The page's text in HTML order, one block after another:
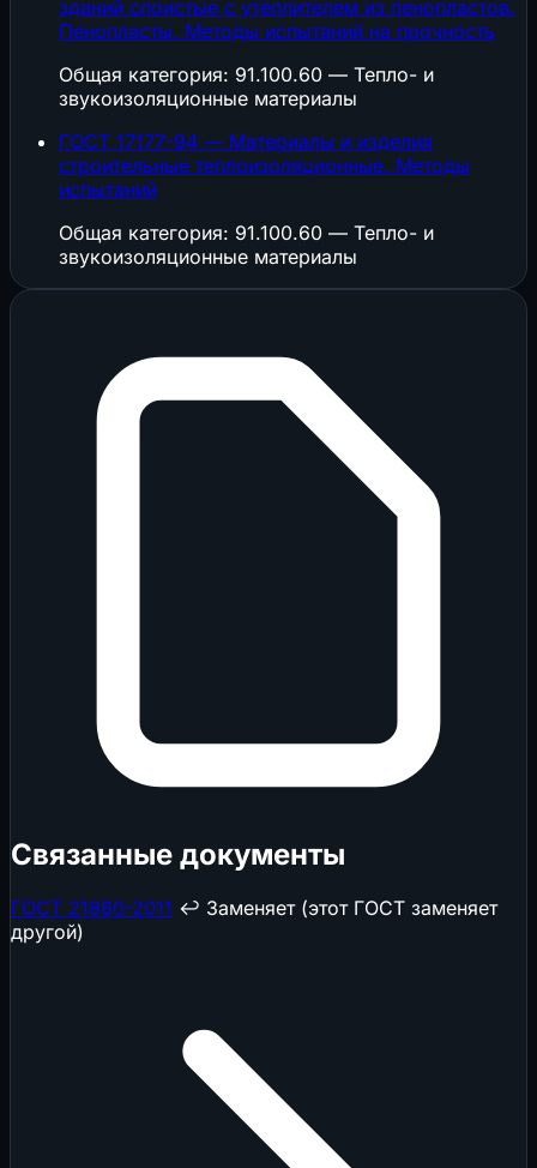
зданий слоистые с утеплителем из пенопластов.
Пенопласты. Методы испытаний на прочность
Общая категория: 91.100.60 — Тепло- и
звукоизоляционные материалы
ГОСТ 17177-94 — Материалы и изделия
строительные теплоизоляционные. Методы
испытаний
Общая категория: 91.100.60 — Тепло- и
звукоизоляционные материалы
Связанные документы
ГОСТ 21880-2011 ↩️ Заменяет (этот ГОСТ заменяет
другой)